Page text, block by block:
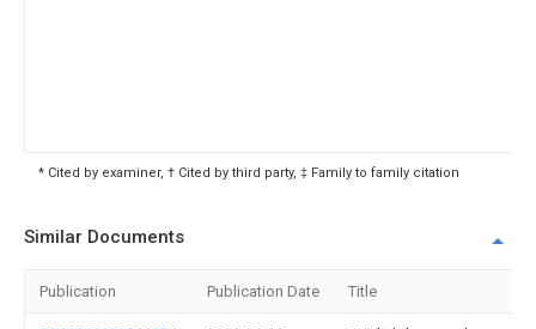
* Cited by examiner, † Cited by third party, ‡ Family to family citation
Similar Documents
Publication Publication Date Title